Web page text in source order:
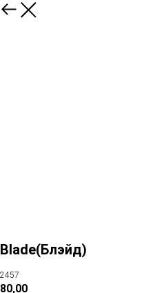
Blade(Блэйд)
2457
80,00